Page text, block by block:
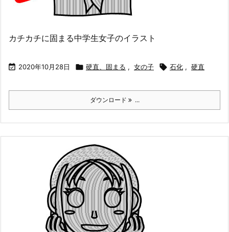
カチカチに固まる中学生女子のイラスト
 2020年10月28日  硬直、固まる , 女の子  石化 , 硬直
ダウンロード ...